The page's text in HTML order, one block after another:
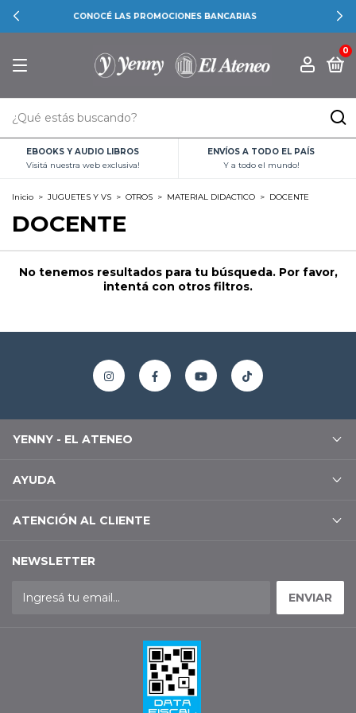
BANCARIAS RETIRO GRATIS EN
0
EBOOKS Y AUDIO LIBROS
Visitá nuestra web exclusiva!
ENVÍOS A TODO EL PAÍS
Y a todo el mundo!
Inicio > JUGUETES Y VS > OTROS > MATERIAL DIDACTICO > DOCENTE
DOCENTE
No tenemos resultados para tu búsqueda. Por favor,
intentá con otros filtros.
YENNY - EL ATENEO
AYUDA
ATENCIÓN AL CLIENTE
NEWSLETTER